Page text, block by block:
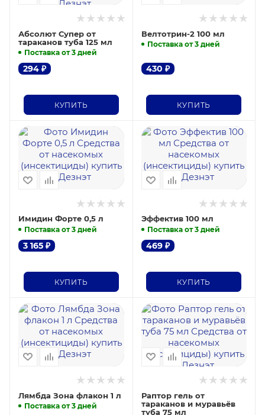
Абсолют Супер от
тараканов туба 125 мл
Поставка от 3 дней
294 ₽
КУПИТЬ
Велтотрин-2 100 мл
Поставка от 3 дней
430 ₽
КУПИТЬ
Имидин Форте 0,5 л
Поставка от 3 дней
3 165 ₽
КУПИТЬ
Эффектив 100 мл
Поставка от 3 дней
469₽
КУПИТЬ
Лямбда Зона флакон 1 л
Поставка от 3 дней
Раптор гель от
тараканов и муравьёв
туба 75 мл